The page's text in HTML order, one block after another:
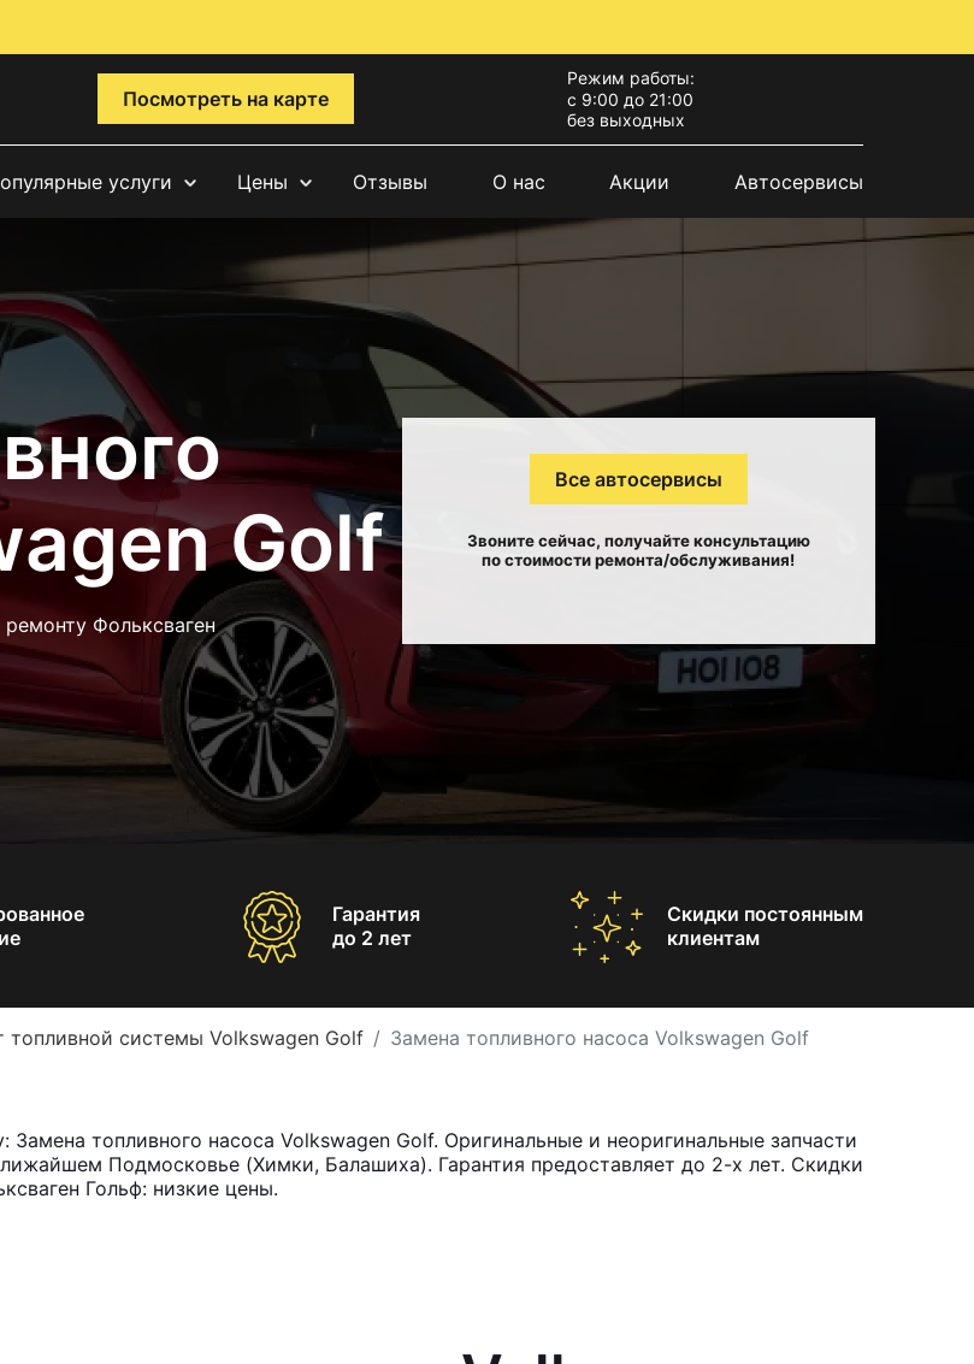
Посмотреть на карте
Режим работы:
с 9:00 до 21:00
без выходных
услуги Цены Отзывы О нас Акции Автосервисы
Golf
Фольксваген
Все автосервисы
Звоните сейчас, получайте консультацию
по стоимости ремонта/обслуживания!
Гарантия
до 2 лет
Скидки постоянным
клиентам
топливной системы Volkswagen Golf Замена топливного насоса Volkswagen Golf
топливного насоса Volkswagen Golf. Оригинальные и неоригинальные запчасти
Подмосковье (Химки, Балашиха). Гарантия предоставляет до 2-х лет. Скидки
Гольф: низкие цены.